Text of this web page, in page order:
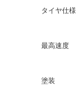
タイヤ仕様
最高速度
塗装